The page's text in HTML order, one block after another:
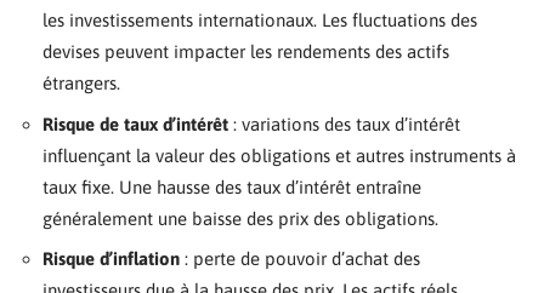
les investissements internationaux. Les fluctuations des
devises peuvent impacter les rendements des actifs
étrangers.
Risque de taux d’intérêt : variations des taux d’intérêt
influençant la valeur des obligations et autres instruments à
taux fixe. Une hausse des taux d’intérêt entraîne
généralement une baisse des prix des obligations.
Risque d’inflation : perte de pouvoir d’achat des